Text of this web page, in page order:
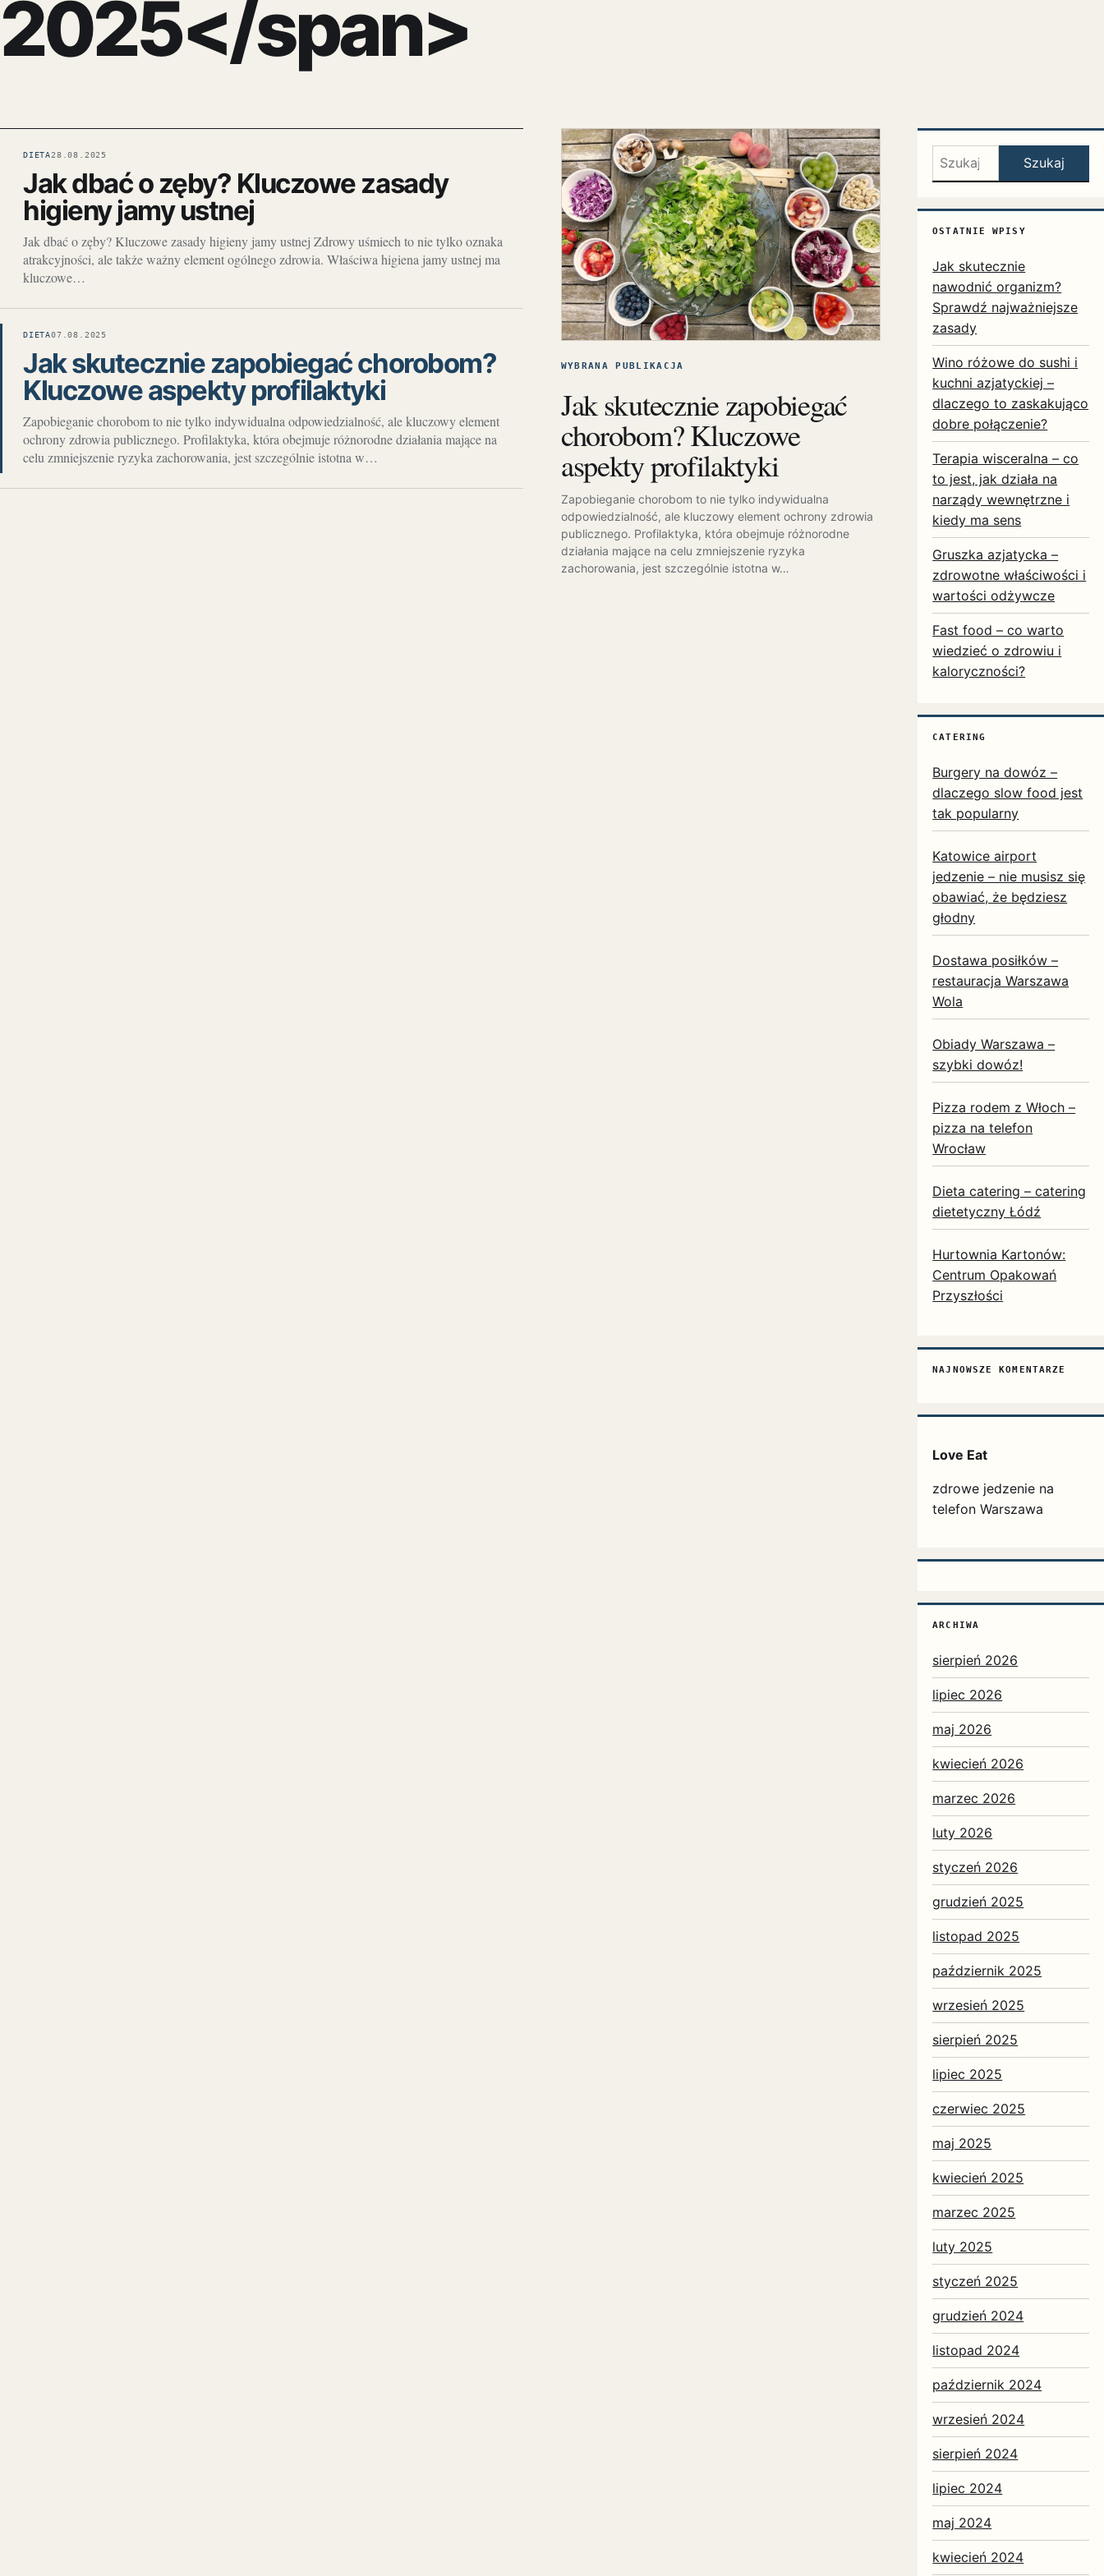
2025</span>
DIETA28.08.2025
Jak dbać o zęby? Kluczowe zasady
higieny jamy ustnej
Jak dbać o zęby? Kluczowe zasady higieny jamy ustnej Zdrowy uśmiech to nie tylko oznaka
atrakcyjności, ale także ważny element ogólnego zdrowia. Właściwa higiena jamy ustnej ma
kluczowe…
DIETA07.08.2025
Jak skutecznie zapobiegać chorobom?
Kluczowe aspekty profilaktyki
Zapobieganie chorobom to nie tylko indywidualna odpowiedzialność, ale kluczowy element
ochrony zdrowia publicznego. Profilaktyka, która obejmuje różnorodne działania mające na
celu zmniejszenie ryzyka zachorowania, jest szczególnie istotna w…
WYBRANA PUBLIKACJA
Jak skutecznie zapobiegać
chorobom? Kluczowe
aspekty profilaktyki
Zapobieganie chorobom to nie tylko indywidualna
odpowiedzialność, ale kluczowy element ochrony zdrowia
publicznego. Profilaktyka, która obejmuje różnorodne
działania mające na celu zmniejszenie ryzyka
zachorowania, jest szczególnie istotna w…
Szukaj: Szukaj
OSTATNIE WPISY
Jak skutecznie
nawodnić organizm?
Sprawdź najważniejsze
zasady
Wino różowe do sushi i
kuchni azjatyckiej –
dlaczego to zaskakująco
dobre połączenie?
Terapia wisceralna – co
to jest, jak działa na
narządy wewnętrzne i
kiedy ma sens
Gruszka azjatycka –
zdrowotne właściwości i
wartości odżywcze
Fast food – co warto
wiedzieć o zdrowiu i
kaloryczności?
CATERING
Burgery na dowóz –
dlaczego slow food jest
tak popularny
Katowice airport
jedzenie – nie musisz się
obawiać, że będziesz
głodny
Dostawa posiłków –
restauracja Warszawa
Wola
Obiady Warszawa –
szybki dowóz!
Pizza rodem z Włoch –
pizza na telefon
Wrocław
Dieta catering – catering
dietetyczny Łódź
Hurtownia Kartonów:
Centrum Opakowań
Przyszłości
NAJNOWSZE KOMENTARZE
Love Eat
zdrowe jedzenie na
telefon Warszawa
ARCHIWA
sierpień 2026
lipiec 2026
maj 2026
kwiecień 2026
marzec 2026
luty 2026
styczeń 2026
grudzień 2025
listopad 2025
październik 2025
wrzesień 2025
sierpień 2025
lipiec 2025
czerwiec 2025
maj 2025
kwiecień 2025
marzec 2025
luty 2025
styczeń 2025
grudzień 2024
listopad 2024
październik 2024
wrzesień 2024
sierpień 2024
lipiec 2024
maj 2024
kwiecień 2024